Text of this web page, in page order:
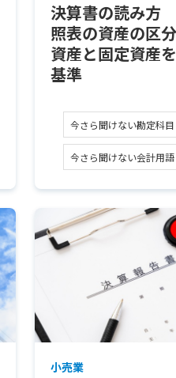
決算書の読み方
照表の資産の区
資産と固定資産
基準
今さら聞けない勘定科目
今さら聞けない会計用語
小売業